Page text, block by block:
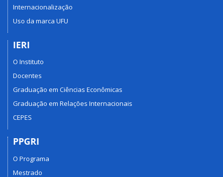
Internacionalização
Uso da marca UFU
IERI
O Instituto
Docentes
Graduação em Ciências Econômicas
Graduação em Relações Internacionais
CEPES
PPGRI
O Programa
Mestrado